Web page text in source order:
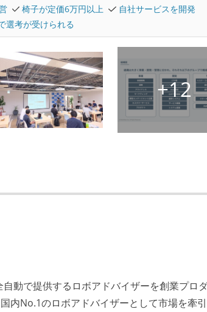
椅子が定価6万円以上
自社サービスを開発
選考が受けられる
動で提供するロボアドバイザーを創業プロ
内No.1のロボアドバイザーとして市場を牽